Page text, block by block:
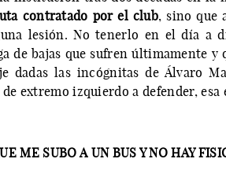
contratado por el club, sino que
lesión. No tenerlo en el día a
de bajas que sufren últimamente y
dadas las incógnitas de Álvaro
extremo izquierdo a defender, esa
ME SUBO A UN BUS Y NO HAY